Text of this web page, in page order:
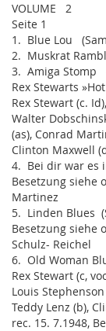
VOLUME 2
Seite 1
1. Blue Lou
2. Muskrat
3. Amiga Stomp
Rex Stewarts
Rex Stewart (c.
Walter
(as), Conrad
Clinton Maxwell
4. Bei dir war es
Besetzung siehe
Martinez
5. Linden Blues
Besetzung siehe
Schulz- Reichel
6. Old Woman
Rex Stewart (c,
Louis
Teddy Lenz (b),
rec. 15. 7.1948,